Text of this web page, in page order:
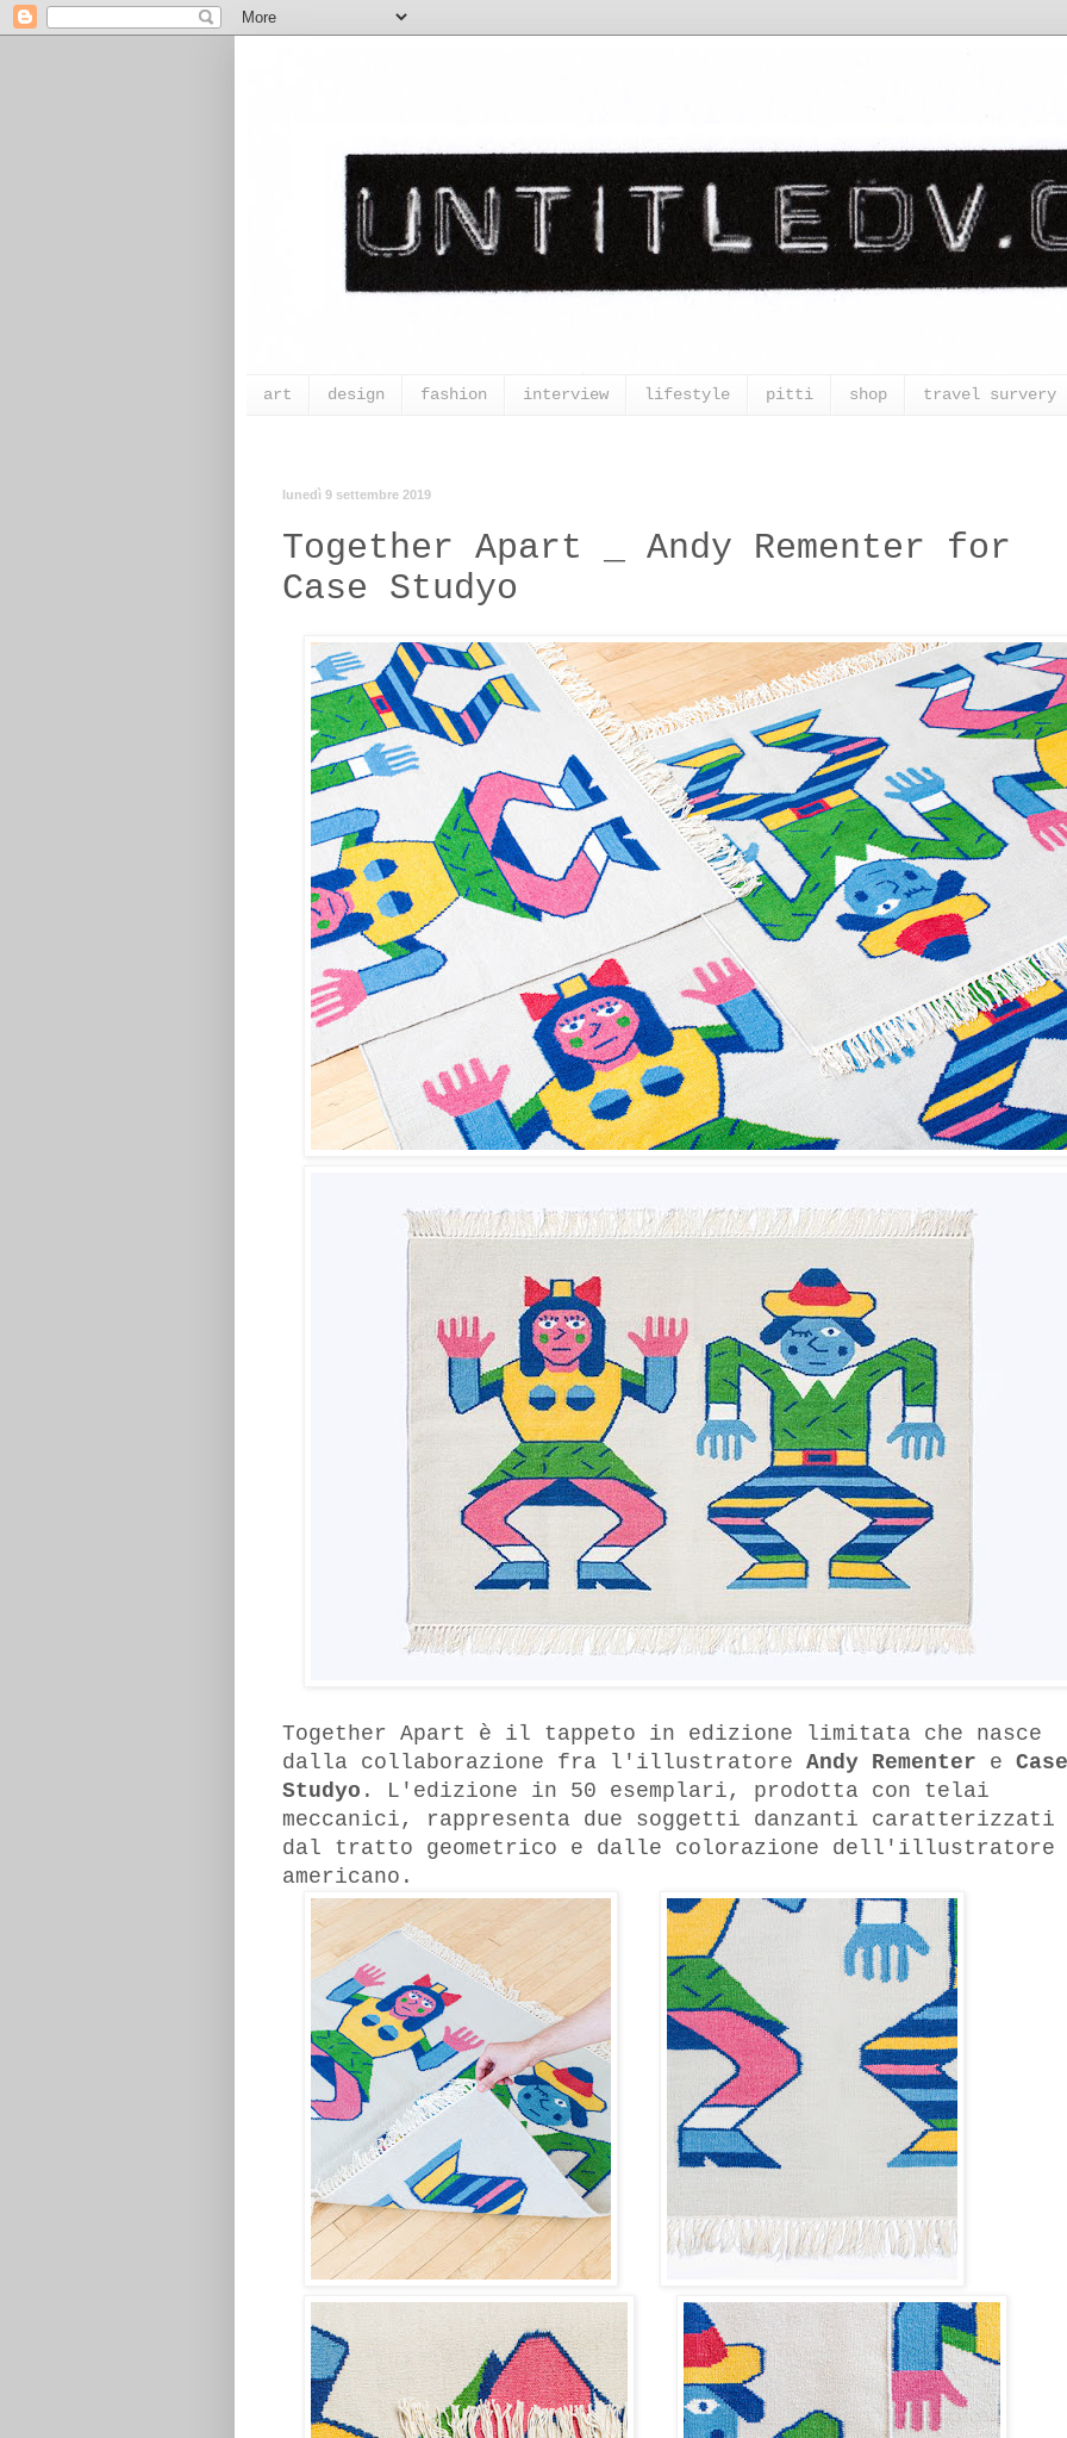
art design fashion interview lifestyle pitti shop travel survery
lunedì 9 settembre 2019
Together Apart _ Andy Rementer for
Case Studyo
Together Apart è il tappeto in edizione limitata che nasce
dalla collaborazione fra l'illustratore Andy Rementer e Case
Studyo . L'edizione in 50 esemplari, prodotta con telai
meccanici, rappresenta due soggetti danzanti caratterizzati
dal tratto geometrico e dalle colorazione dell'illustratore
americano.